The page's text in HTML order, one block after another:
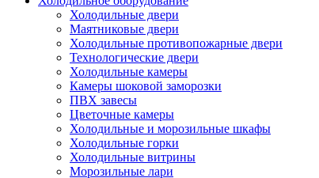
Холодильные двери
Маятниковые двери
Холодильные противопожарные двери
Технологические двери
Холодильные камеры
Камеры шоковой заморозки
ПВХ завесы
Цветочные камеры
Холодильные и морозильные шкафы
Холодильные горки
Холодильные витрины
Морозильные лари